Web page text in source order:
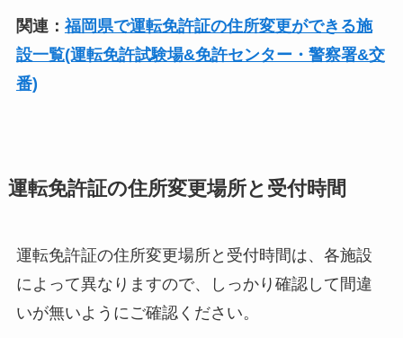
関連： 福岡県で運転免許証の住所変更ができる施
設一覧(運転免許試験場&免許センター・警察署&交
番)
運転免許証の住所変更場所と受付時間
運転免許証の住所変更場所と受付時間は、各施設
によって異なりますので、しっかり確認して間違
いが無いようにご確認ください。